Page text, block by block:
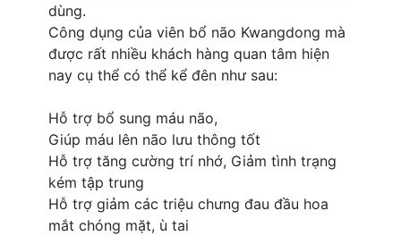
dùng.
Công dụng của viên bổ não Kwangdong mà
được rất nhiều khách hàng quan tâm hiện
nay cụ thể có thể kể đên như sau:
Hỗ trợ bổ sung máu não,
Giúp máu lên não lưu thông tốt
Hỗ trợ tăng cường trí nhớ, Giảm tình trạng
kém tập trung
Hỗ trợ giảm các triệu chưng đau đầu hoa
mắt chóng mặt, ù tai